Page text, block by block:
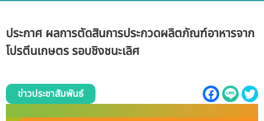
เกี่ยวกับสถาบัน
บุคลากรสถาบัน
ระบบสารสนเทศ (ใน)
ประกาศ ผลการตัดสินการประกวดผลิตภัณฑ์อาหารจาก
โปรตีนเกษตร รอบชิงชนะเลิศ
ข่าวประชาสัมพันธ์